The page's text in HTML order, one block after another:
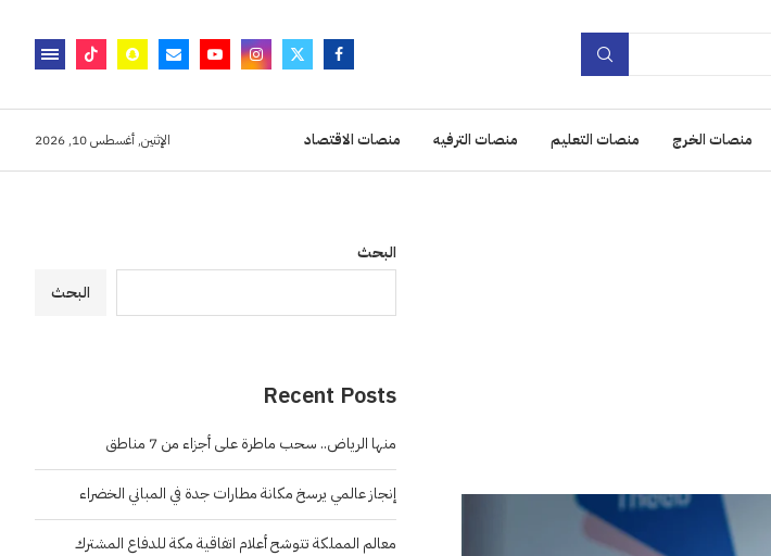
منصات الخرج منصات التعليم منصات الترفيه منصات الاقتصاد الإثنين, أغسطس 10, 2026
البحث
البحث
Recent Posts
منها الرياض.. سحب ماطرة على أجزاء من 7 مناطق
إنجاز عالمي يرسخ مكانة مطارات جدة في المباني الخضراء
معالم المملكة تتوشح أعلام اتفاقية مكة للدفاع المشترك